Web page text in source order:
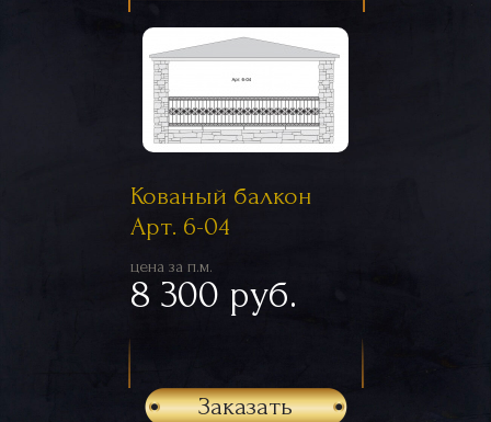
Кованый балкон
Арт. 6-04
цена за п.м.
8 300 руб.
Заказать